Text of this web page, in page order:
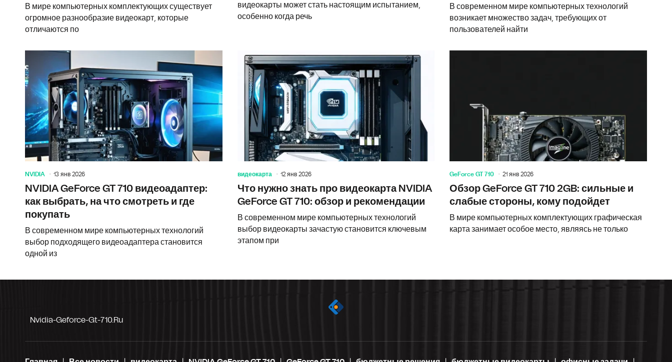
В мире компьютерных комплектующих существует
огромное разнообразие видеокарт, которые
отличаются по
видеокарты может стать настоящим испытанием,
особенно когда речь
В современном мире компьютерных технологий
возникает множество задач, требующих от
пользователей найти
NVIDIA 13 янв 2026
NVIDIA GeForce GT 710 видеоадаптер:
как выбрать, на что смотреть и где
покупать
В современном мире компьютерных технологий
выбор подходящего видеоадаптера становится
одной из
NVIDIA GeForce GT 710 видеоадаптер: как выбрать, на что смотреть
видеокарта 12 янв 2026
Что нужно знать про видеокарта NVIDIA
GeForce GT 710: обзор и рекомендации
В современном мире компьютерных технологий
выбор видеокарты зачастую становится ключевым
этапом при
GeForce GT 710 21 янв 2026
Обзор GeForce GT 710 2GB: сильные и
слабые стороны, кому подойдет
В мире компьютерных комплектующих графическая
карта занимает особое место, являясь не только
Nvidia-Geforce-Gt-710.ru